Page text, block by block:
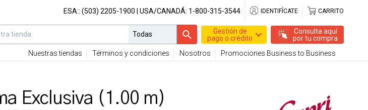
ESA:: (503) 2205-1900 | USA/CANADÁ: 1-800-315-3544 IDENTIFÍCATE CARRITO
Gestión de
pago o crédito
Consulta aquí
por tu compra
Nuestras tiendas
Términos y condiciones Nosotros Promociones Business to Business
Exclusiva (1.00 m)